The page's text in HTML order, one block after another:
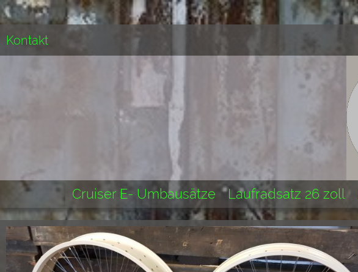
Kontakt
Cruiser E- Umbausätze Laufradsatz 26 zoll